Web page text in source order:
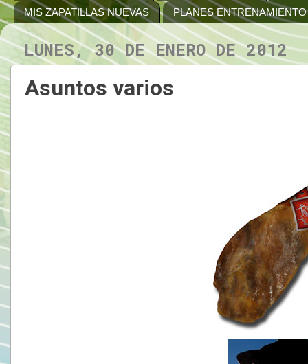
MIS ZAPATILLAS NUEVAS
PLANES ENTRENAMIENTO
LUNES, 30 DE ENERO DE 2012
Asuntos varios